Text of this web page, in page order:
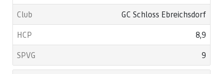
GC Schloss Ebreichsdorf
8,9
9